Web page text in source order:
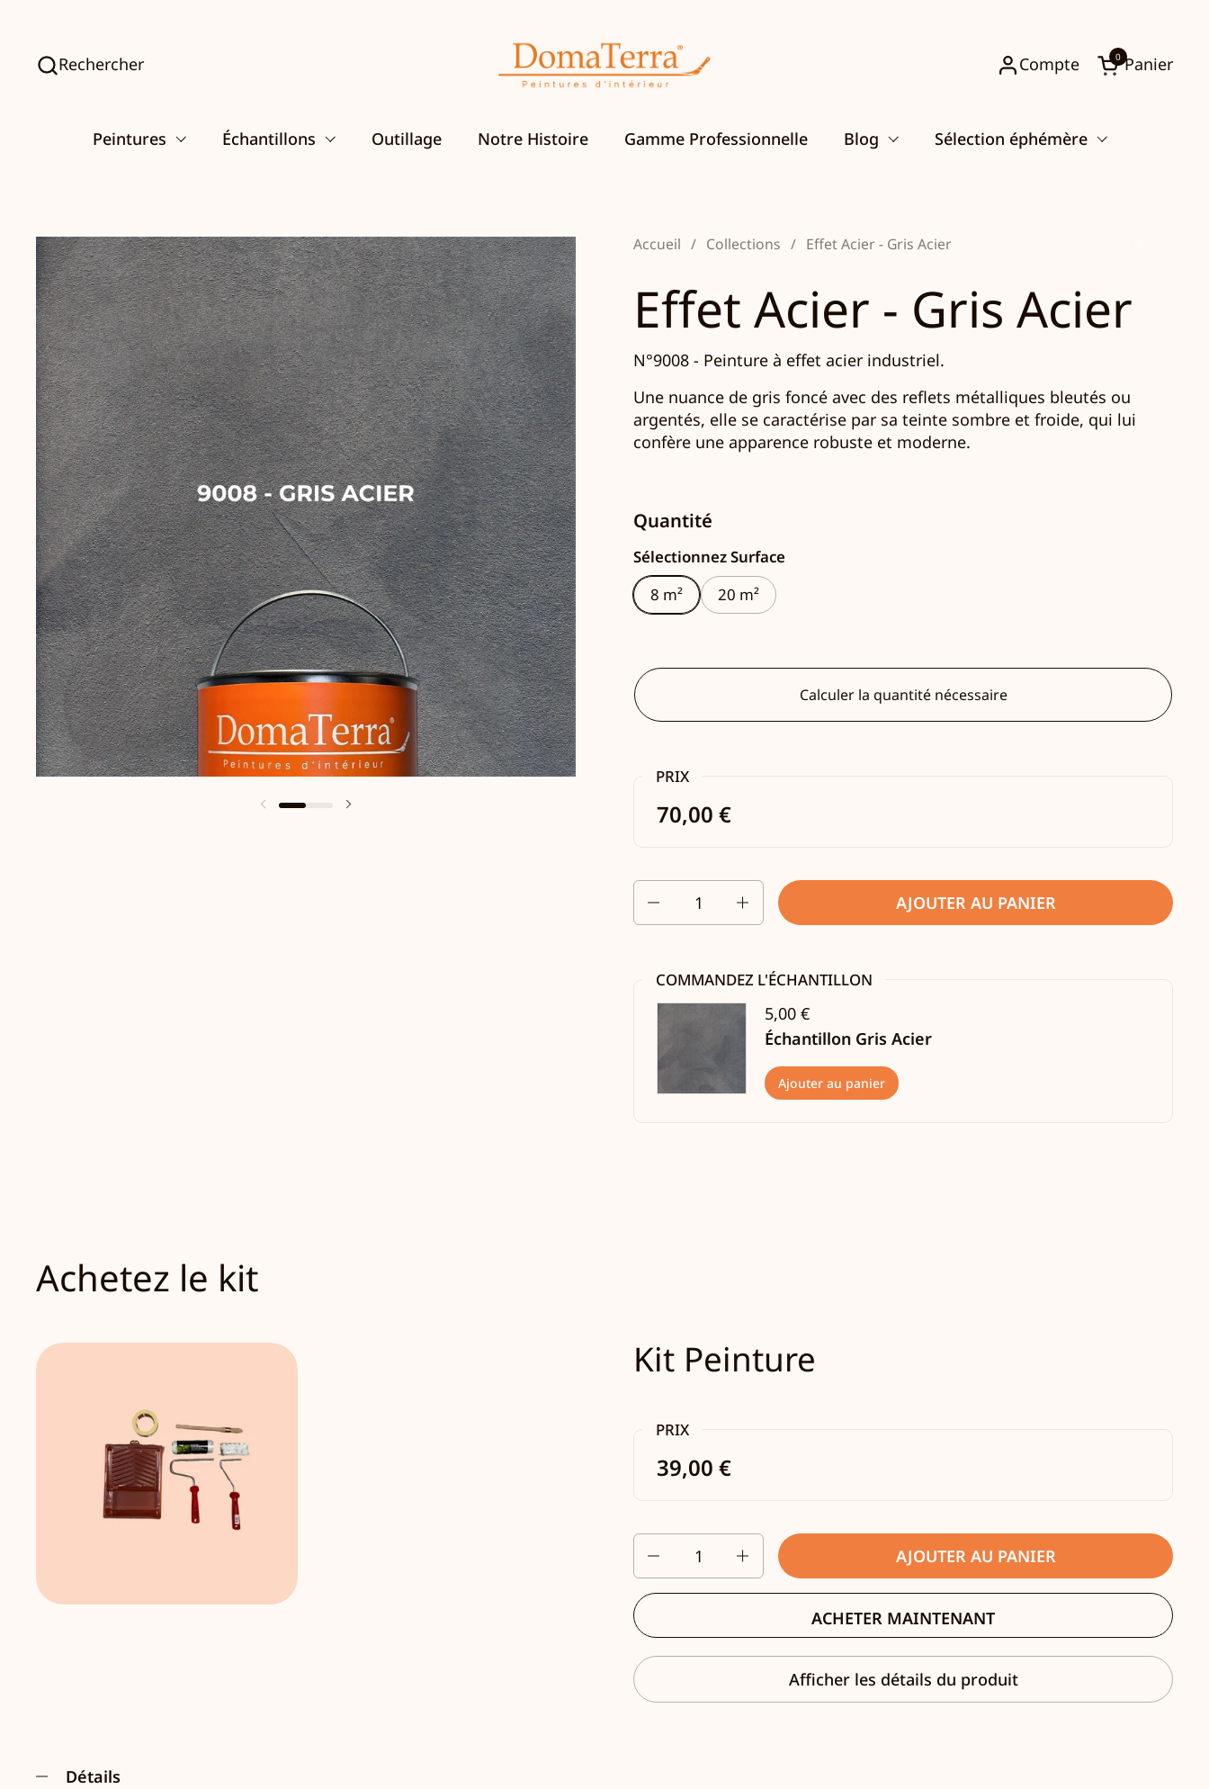
Rechercher Compte
Ouvrir le
Panier
0
Peintures Échantillons Outillage Notre Histoire Gamme Professionnelle Blog Sélection éphémère
Accueil / Collections / Effet Acier - Gris Acier
Effet Acier - Gris Acier
N°9008 - Peinture à effet acier industriel.
Une nuance de gris foncé avec des reflets métalliques bleutés ou
argentés, elle se caractérise par sa teinte sombre et froide, qui lui
confère une apparence robuste et moderne.
Quantité
Sélectionnez Surface
8 m²
20 m²
Calculer la quantité nécessaire
PRIX
70,00 €
Quantité AJOUTER AU PANIER
COMMANDEZ L'ÉCHANTILLON
5,00 €
Échantillon Gris Acier
Ajouter au panier
Achetez le kit
Kit Peinture
PRIX
39,00 €
Quantité AJOUTER AU PANIER
ACHETER MAINTENANT
Afficher les détails du produit
Détails